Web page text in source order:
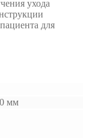
ухода
для
мм